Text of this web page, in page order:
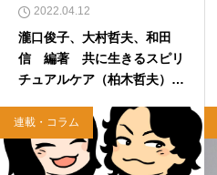
2022.04.12
瀧口俊子、大村哲夫、和田
信 編著 共に生きるスピリ
チュアルケア（柏木哲夫）
ろば.com】
連載・コラム